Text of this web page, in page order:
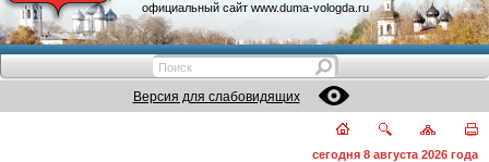
официальный сайт www.duma-vologda.ru
Версия для слабовидящих
сегодня 8 августа 2026 года